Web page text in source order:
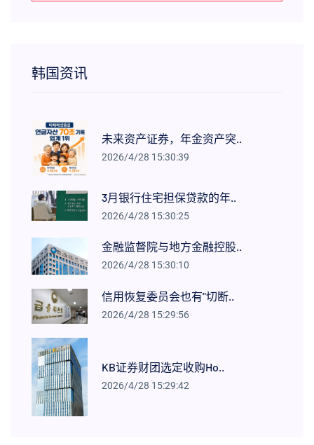
韩国资讯
未来资产证券，年金资产突..
2026/4/28 15:30:39
3月银行住宅担保贷款的年..
2026/4/28 15:30:25
金融监督院与地方金融控股..
2026/4/28 15:30:10
信用恢复委员会也有"切断..
2026/4/28 15:29:56
KB证券财团选定收购Ho..
2026/4/28 15:29:42